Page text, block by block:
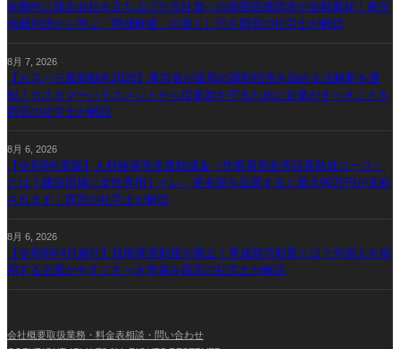
在職中に競合会社を立ち上げた元社員への損害賠償請求が全額棄却！東京
地裁判決から学ぶ「懲戒解雇」の落とし穴を西宮の社労士が解説
8月 7, 2026
【カスハラ最新動向2026】厚労省が薬局の調剤拒否を認める法解釈を通
知！カスタマーハラスメントから従業員を守るために企業がすべきことを
西宮の社労士が解説
8月 6, 2026
【令和8年度版】人材確保等支援助成金（作業員宿舎等設置助成コース）
とは？建設現場に女性専用トイレ・更衣室を設置すると最大90万円が支給
されます｜西宮の社労士が解説
8月 6, 2026
【令和9年4月施行】技能実習制度が廃止！育成就労制度とは？外国人を採
用する企業が今すぐすべき準備を西宮の社労士が解説
会社概要取扱業務・料金表相談・問い合わせ